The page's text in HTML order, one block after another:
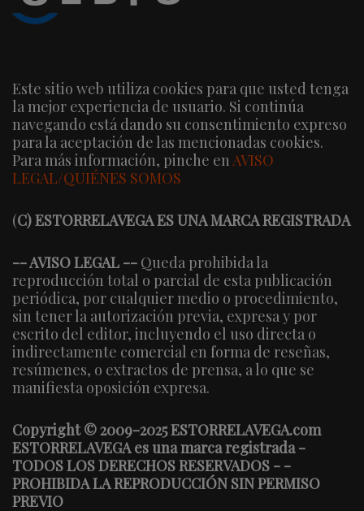
Este sitio web utiliza cookies para que usted tenga
la mejor experiencia de usuario. Si continúa
navegando está dando su consentimiento expreso
para la aceptación de las mencionadas cookies.
Para más información, pinche enAVISO
LEGAL/QUIÉNES SOMOS
(C) ESTORRELAVEGA ES UNA MARCA REGISTRADA
-- AVISO LEGAL -- Queda prohibida la
reproducción total o parcial de esta publicación
periódica, por cualquier medio o procedimiento,
sin tener la autorización previa, expresa y por
escrito del editor, incluyendo el uso directa o
indirectamente comercial en forma de reseñas,
resúmenes, o extractos de prensa, a lo que se
manifiesta oposición expresa.
Copyright © 2009-2025 ESTORRELAVEGA.com
ESTORRELAVEGA es una marca registrada -
TODOS LOS DERECHOS RESERVADOS - -
PROHIBIDA LA REPRODUCCIÓN SIN PERMISO
PREVIO